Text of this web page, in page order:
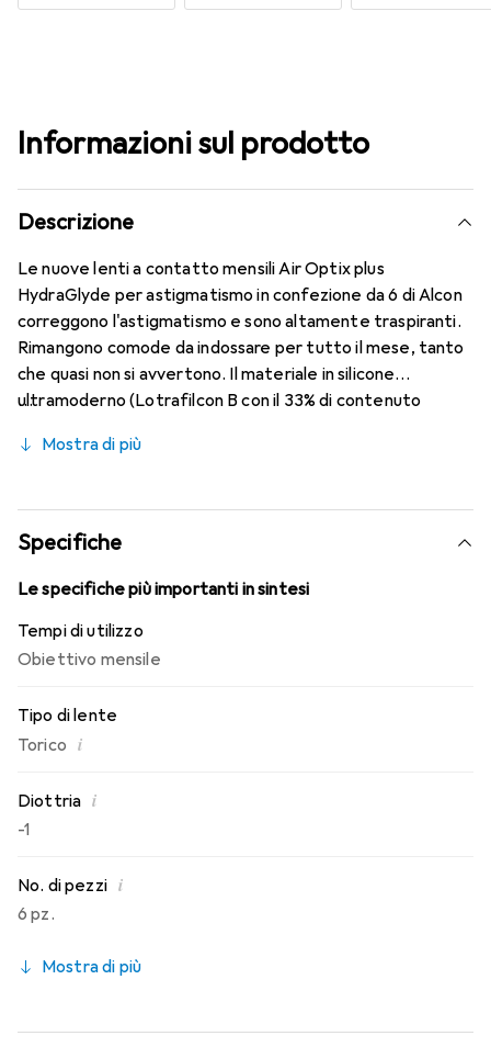
Informazioni sul prodotto
Descrizione
Le nuove lenti a contatto mensili Air Optix plus
HydraGlyde per astigmatismo in confezione da 6 di Alcon
correggono l'astigmatismo e sono altamente traspiranti.
Rimangono comode da indossare per tutto il mese, tanto
che quasi non si avvertono. Il materiale in silicone
ultramoderno (Lotrafilcon B con il 33% di contenuto
Moisture Matrix e la rinomata tecnologia SmartShield,
conosci. Comfort e assenza di disturbi per tutto il giorno
con queste lenti mensili.
Mostra di più
Specifiche
Le specifiche più importanti in sintesi
Tempi di utilizzo
Obiettivo mensile
Tipo di lente
Torico i
Diottria i
-1
No. di pezzi i
6 pz.
Mostra di più